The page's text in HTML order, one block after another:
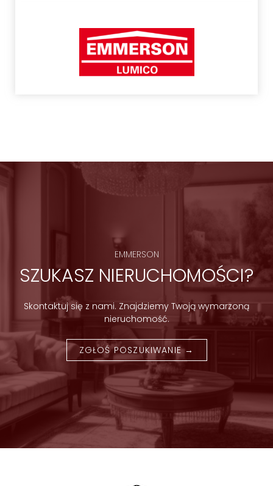
EMMERSON
SZUKASZ NIERUCHOMOŚCI?
Skontaktuj się z nami. Znajdziemy Twoją wymarzoną
nieruchomość.
ZGŁOŚ POSZUKIWANIE →